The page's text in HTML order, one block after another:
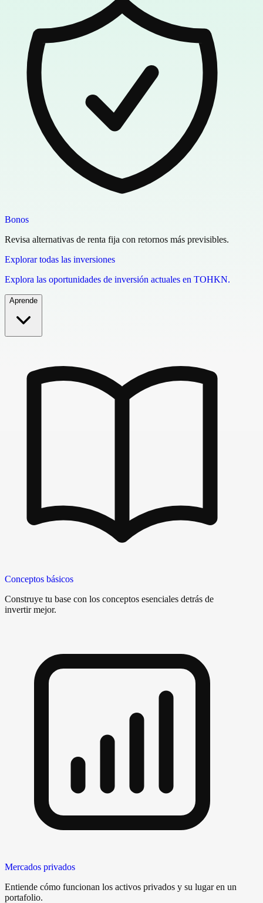
Bonos
Revisa alternativas de renta fija con retornos más previsibles.
Explorar todas las inversiones
Explora las oportunidades de inversión actuales en TOHKN.
Aprende
Conceptos básicos
Construye tu base con los conceptos esenciales detrás de
invertir mejor.
Mercados privados
Entiende cómo funcionan los activos privados y su lugar en un
portafolio.